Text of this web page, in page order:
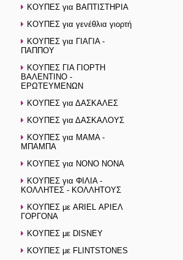
ΚΟΥΠΕΣ για ΒΑΠΤΙΣΤΗΡΙΑ
ΚΟΥΠΕΣ για γενέθλια γιορτή
ΚΟΥΠΕΣ για ΓΙΑΓΙΑ -
ΠΑΠΠΟΥ
ΚΟΥΠΕΣ ΓΙΑ ΓΙΟΡΤΗ
ΒΑΛΕΝΤΙΝΟ -
ΕΡΩΤΕΥΜΕΝΩΝ
ΚΟΥΠΕΣ για ΔΑΣΚΑΛΕΣ
ΚΟΥΠΕΣ για ΔΑΣΚΑΛΟΥΣ
ΚΟΥΠΕΣ για ΜΑΜΑ -
ΜΠΑΜΠΑ
ΚΟΥΠΕΣ για ΝΟΝΟ ΝΟΝΑ
ΚΟΥΠΕΣ για ΦΙΛΙΑ -
ΚΟΛΛΗΤΕΣ - ΚΟΛΛΗΤΟΥΣ
ΚΟΥΠΕΣ με ARIEL ΑΡΙΕΛ
ΓΟΡΓΟΝΑ
ΚΟΥΠΕΣ με DISNEY
ΚΟΥΠΕΣ με FLINTSTONES